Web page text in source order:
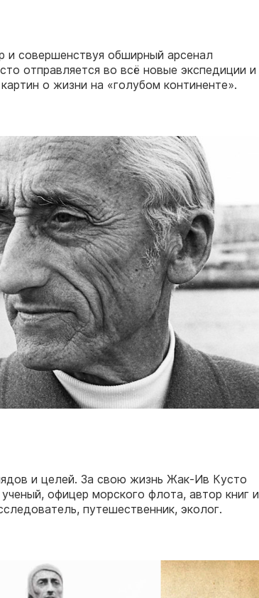
и совершенствуя обширный арсенал
отправляется во всё новые экспедиции и
о жизни на «голубом континенте».
и целей. За свою жизнь Жак-Ив Кусто
офицер морского флота, автор книг и
путешественник, эколог.